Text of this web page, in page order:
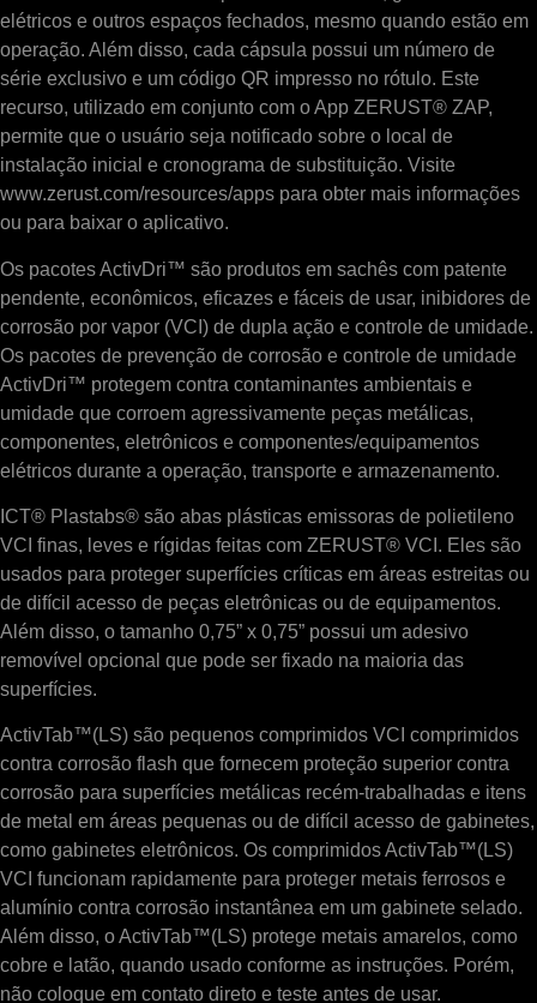
elétricos e outros espaços fechados, mesmo quando estão em
operação. Além disso, cada cápsula possui um número de
série exclusivo e um código QR impresso no rótulo. Este
recurso, utilizado em conjunto com o App ZERUST® ZAP,
permite que o usuário seja notificado sobre o local de
instalação inicial e cronograma de substituição. Visite
www.zerust.com/resources/apps para obter mais informações
ou para baixar o aplicativo.
Os pacotes ActivDri™ são produtos em sachês com patente
pendente, econômicos, eficazes e fáceis de usar, inibidores de
corrosão por vapor (VCI) de dupla ação e controle de umidade.
Os pacotes de prevenção de corrosão e controle de umidade
ActivDri™ protegem contra contaminantes ambientais e
umidade que corroem agressivamente peças metálicas,
componentes, eletrônicos e componentes/equipamentos
elétricos durante a operação, transporte e armazenamento.
ICT® Plastabs® são abas plásticas emissoras de polietileno
VCI finas, leves e rígidas feitas com ZERUST® VCI. Eles são
usados ​​para proteger superfícies críticas em áreas estreitas ou
de difícil acesso de peças eletrônicas ou de equipamentos.
Além disso, o tamanho 0,75” x 0,75” possui um adesivo
removível opcional que pode ser fixado na maioria das
superfícies.
ActivTab™(LS) são pequenos comprimidos VCI comprimidos
contra corrosão flash que fornecem proteção superior contra
corrosão para superfícies metálicas recém-trabalhadas e itens
de metal em áreas pequenas ou de difícil acesso de gabinetes,
como gabinetes eletrônicos. Os comprimidos ActivTab™(LS)
VCI funcionam rapidamente para proteger metais ferrosos e
alumínio contra corrosão instantânea em um gabinete selado.
Além disso, o ActivTab™(LS) protege metais amarelos, como
cobre e latão, quando usado conforme as instruções. Porém,
não coloque em contato direto e teste antes de usar.